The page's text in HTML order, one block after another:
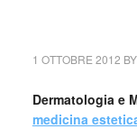
1 OTTOBRE 2012 BY
Dermatologia e
medicina